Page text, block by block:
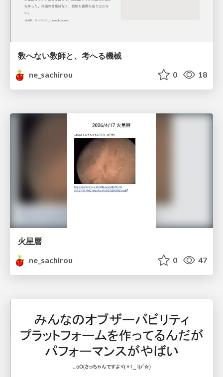
敎へない敎師と、考へる機械
ne_sachirou
0 18
火星曆
ne_sachirou
0 47